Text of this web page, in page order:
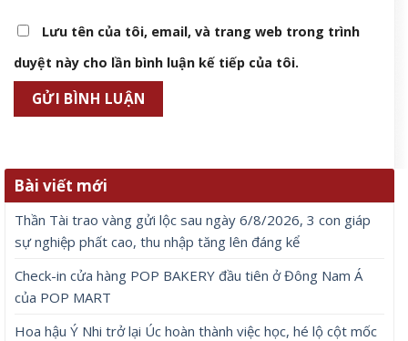
Lưu tên của tôi, email, và trang web trong trình
duyệt này cho lần bình luận kế tiếp của tôi.
Bài viết mới
Thần Tài trao vàng gửi lộc sau ngày 6/8/2026, 3 con giáp
sự nghiệp phất cao, thu nhập tăng lên đáng kể
Check-in cửa hàng POP BAKERY đầu tiên ở Đông Nam Á
của POP MART
Hoa hậu Ý Nhi trở lại Úc hoàn thành việc học, hé lộ cột mốc